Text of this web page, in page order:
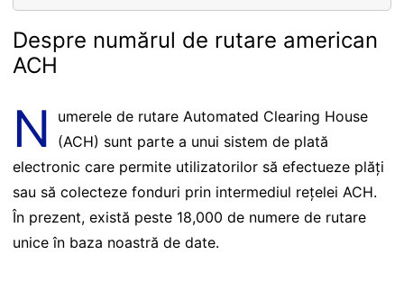
Despre numărul de rutare american
ACH
N
umerele de rutare Automated Clearing House
(ACH) sunt parte a unui sistem de plată
electronic care permite utilizatorilor să efectueze plăți
sau să colecteze fonduri prin intermediul rețelei ACH.
În prezent, există peste 18,000 de numere de rutare
unice în baza noastră de date.